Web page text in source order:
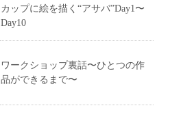
カップに絵を描く“アサバ”Day1〜
Day10
ワークショップ裏話〜ひとつの作
品ができるまで〜